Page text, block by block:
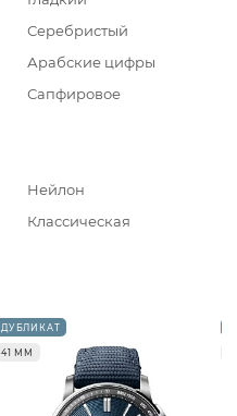
Серебристый
Арабские цифры
Сапфировое
Нейлон
Классическая
ДУБЛИКАТ
41 ММ